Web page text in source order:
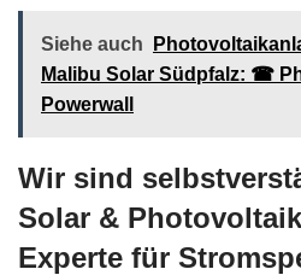
Siehe auch
Malibu Solar Südpfalz: ☎
Powerwall
Wir sind
Solar &
Experte für